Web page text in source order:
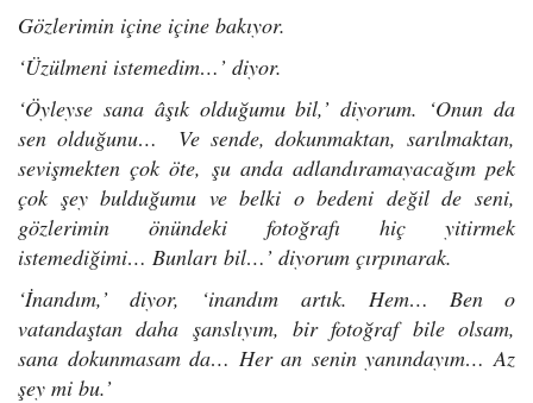
Gözlerimin içine içine bakıyor.
‘Üzülmeni istemedim…’ diyor.
‘Öyleyse sana âşık olduğumu bil,’ diyorum. ‘Onun da
sen olduğunu… Ve sende, dokunmaktan, sarılmaktan,
sevişmekten çok öte, şu anda adlandıramayacağım pek
çok şey bulduğumu ve belki o bedeni değil de seni,
gözlerimin önündeki fotoğrafı hiç yitirmek
istemediğimi… Bunları bil…’ diyorum çırpınarak.
‘İnandım,’ diyor, ‘inandım artık. Hem… Ben o
vatandaştan daha şanslıyım, bir fotoğraf bile olsam,
sana dokunmasam da… Her an senin yanındayım… Az
şey mi bu.’